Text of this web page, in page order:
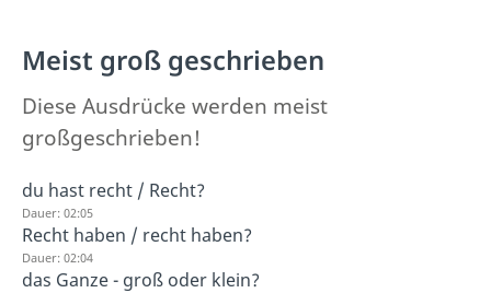
Meist groß geschrieben
Diese Ausdrücke werden meist
großgeschrieben!
du hast recht / Recht?
Dauer: 02:05
Recht haben / recht haben?
Dauer: 02:04
das Ganze - groß oder klein?